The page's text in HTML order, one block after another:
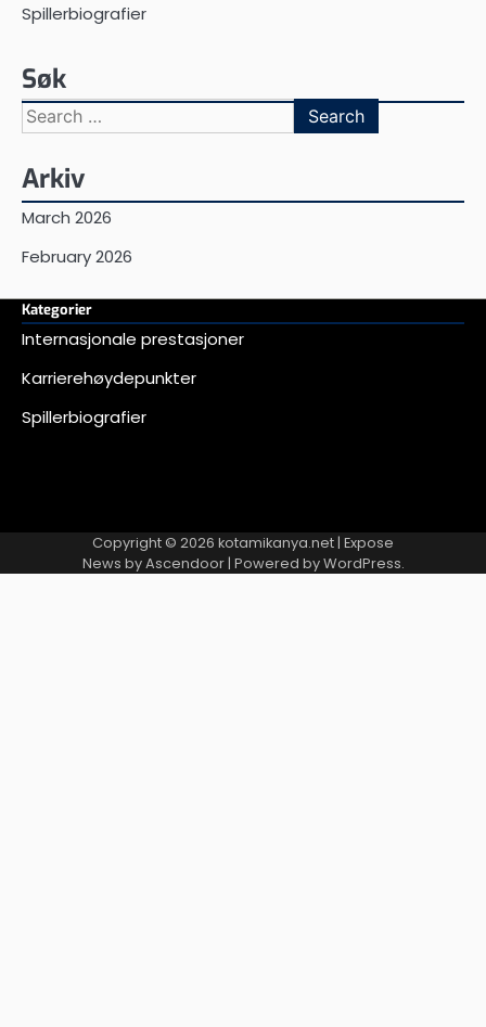
Spillerbiografier
Søk
Search
for:
Arkiv
March 2026
February 2026
Kategorier
Internasjonale prestasjoner
Karrierehøydepunkter
Spillerbiografier
Copyright © 2026 kotamikanya.net| Expose
News byAscendoor| Powered byWordPress.